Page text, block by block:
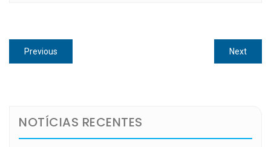
Navegação
de
Previous
post:
NextNext
post:
NOTÍCIAS RECENTES